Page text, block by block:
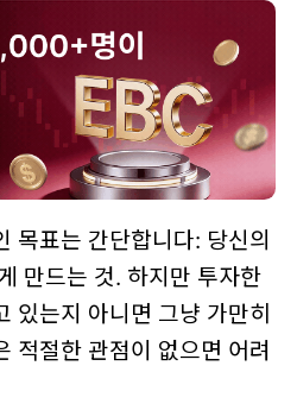
목표는 간단합니다: 당신의
만드는 것. 하지만 투자한
있는지 아니면 그냥 가만히
적절한 관점이 없으면 어려